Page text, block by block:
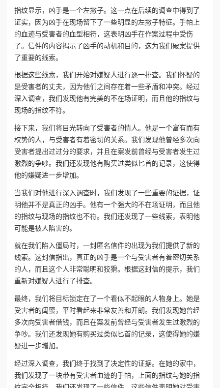
指纹显示，凶手是一个左撇子。这一点在后续的调查中得到了
证实，因为凶手在现场留下了一些明显的左撇子特征。手帕上
的血迹与受害者的血型相符，这表明凶手在作案过程中受伤
了。信件的内容揭示了凶手的动机和目的，这为我们破案提供
了重要的线索。
根据这些线索，我们开始对嫌疑人进行逐一排查。我们怀疑的
是受害者的丈夫，因为他们之间存在着一些矛盾和冲突。经过
深入调查，我们发现他有完美的不在场证明，而且他的指纹与
现场的指纹不符。
接下来，我们将目光转向了受害者的情人。他是一个富有而有
权势的人，与受害者有着密切的关系。我们发现他曾经多次向
受害者提出过过分的要求，并且在案发前曾经与受害者发生过
激烈的争吵。我们还发现他有购买过类似匕首的记录，这使得
他的嫌疑进一步增加。
当我们对他进行深入调查时，我们发现了一些重要的证据，证
明他并不是真正的凶手。他有一个强大的不在场证明，而且他
的指纹与现场的指纹也不符。我们还发现了一些线索，表明他
可能是被人陷害的。
就在我们陷入僵局时，一封匿名信件的出现为我们提供了新的
线索。这封信指出，真正的凶手是一个与受害者有着密切关系
的人，而且这个人非常聪明和狡猾。根据这封信的提示，我们
重新对嫌疑人进行了排查。
最终，我们将目标锁定在了一个看似不起眼的人物身上。她是
受害者的闺蜜，平时看起来非常友善和开朗。我们发现她曾经
多次向受害者借钱，而且在案发前曾经与受害者发生过激烈的
争吵。我们还发现她有购买过类似匕首的记录，这使得她的嫌
疑进一步增加。
经过深入调查，我们终于找到了决定性的证据。在她的家中，
我们发现了一块带有受害者血迹的手帕，上面的指纹与她的指